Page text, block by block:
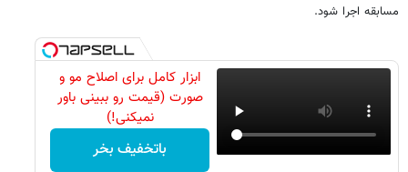
مسابقه اجرا شود.
ابزار کامل برای اصلاح مو و
صورت (قیمت رو ببینی باور
نمیکنی!)
باتخفیف بخر